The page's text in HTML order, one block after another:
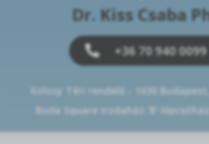
Dr. Kiss Csaba
+36 70 940 0099
Kolosy Téri rendelő - 1036 Budapest,
Buda Square Irodaház 'B'